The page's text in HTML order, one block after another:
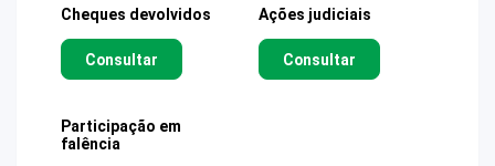
Cheques devolvidos
Consultar
Ações judiciais
Consultar
Participação em
falência